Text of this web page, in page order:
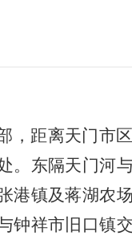
，距离天门市
。东隔天门河
港镇及蒋湖农
钟祥市旧口镇